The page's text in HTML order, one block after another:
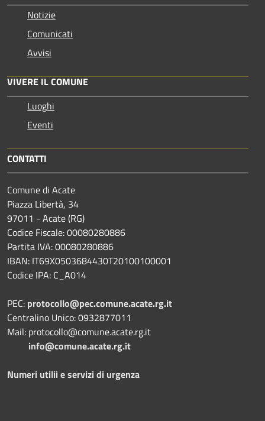
Notizie
Comunicati
Avvisi
VIVERE IL COMUNE
Luoghi
Eventi
CONTATTI
Comune di Acate
Piazza Libertà, 34
97011 - Acate (RG)
Codice Fiscale: 00080280886
Partita IVA: 00080280886
IBAN: IT69X0503684430T20100100001
Codice IPA: C_A014
PEC: protocollo@pec.comune.acate.rg.it
Centralino Unico: 0932877011
Mail: protocollo@comune.acate.rg.it
info@comune.acate.rg.it
Numeri utilii e servizi di urgenza